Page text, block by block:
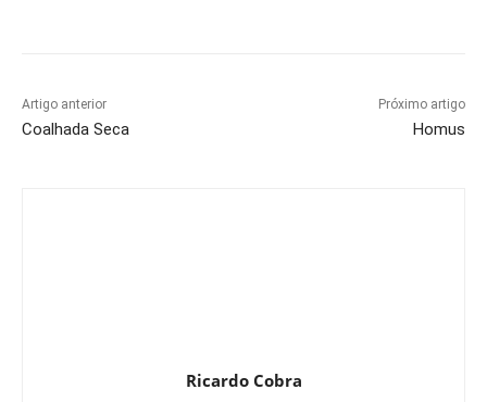
Artigo anterior
Coalhada Seca
Próximo artigo
Homus
Ricardo Cobra